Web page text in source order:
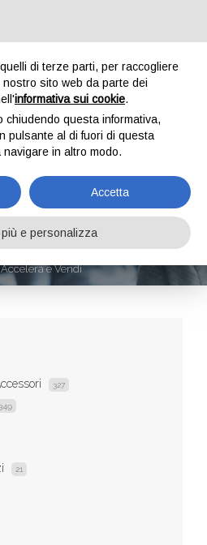
E
e Vendi
327
349
21
di terze parti, per raccogliere
nostro sito web da parte dei
informativa sui cookie.
questa informativa,
pulsante al di fuori di questa
in altro modo.
Accetta
e personalizza